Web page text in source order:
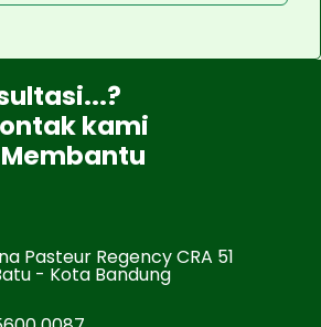
kami
Pasteur Regency CRA 51
- Kota Bandung